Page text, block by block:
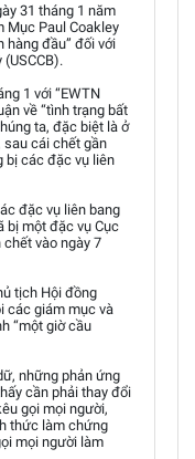
31 tháng 1 năm
Mục Paul Coakley
hàng đầu” đối với
1 với “EWTN
về “tình trạng bất
ta, đặc biệt là ở
sau cái chết gần
bị các đặc vụ liên
đặc vụ liên bang
bị một đặc vụ Cục
chết vào ngày 7
tịch Hội đồng
các giám mục và
“một giờ cầu
những phản ứng
cần phải thay đổi
gọi mọi người,
thức làm chứng
mọi người làm